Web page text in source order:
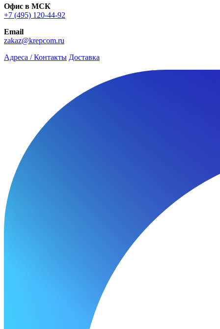
Офис в МСК
+7 (495) 120-44-92
Email
zakaz@krepcom.ru
Адреса / Контакты Доставка